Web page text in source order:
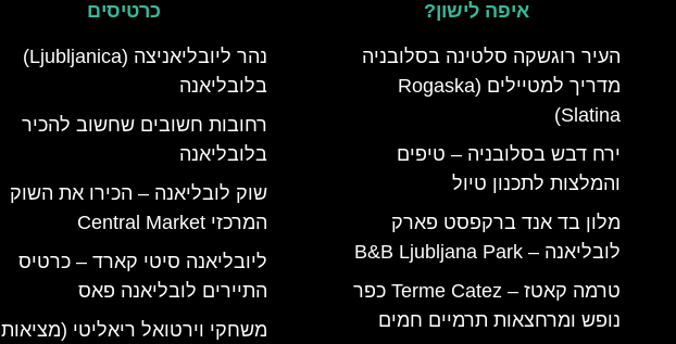
איפה לישון?
העיר רוגשקה סלטינה בסלובניה
מדריך למטיילים (Rogaska
Slatina)
ירח דבש בסלובניה – טיפים
והמלצות לתכנון טיול
מלון בד אנד ברקפסט פארק
לובליאנה – B&B Ljubljana Park
טרמה קאטז – Terme Catez כפר
נופש ומרחצאות תרמיים חמים
כרטיסים
נהר ליובליאניצה (Ljubljanica)
בלובליאנה
רחובות חשובים שחשוב להכיר
בלובליאנה
שוק לובליאנה – הכירו את השוק
המרכזי Central Market
ליובליאנה סיטי קארד – כרטיס
התיירים לובליאנה פאס
משחקי וירטואל ריאליטי (מציאות